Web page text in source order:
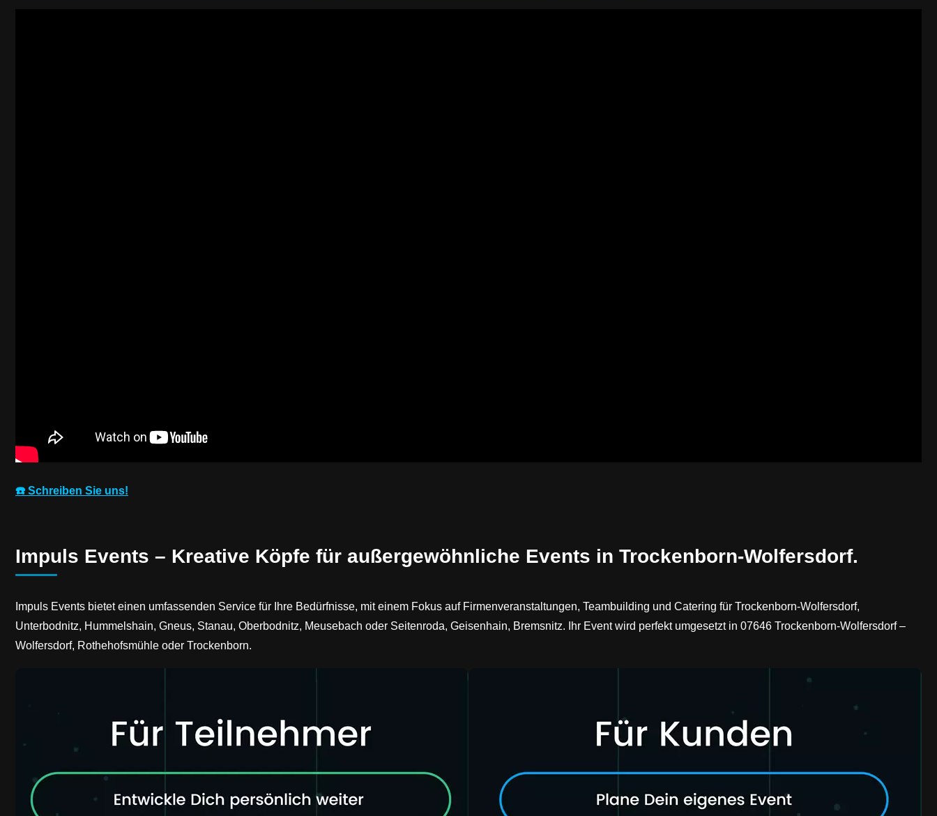
☎️ Schreiben Sie uns!
Impuls Events – Kreative Köpfe für außergewöhnliche Events in Trockenborn-Wolfersdorf.
Impuls Events bietet einen umfassenden Service für Ihre Bedürfnisse, mit einem Fokus auf Firmenveranstaltungen, Teambuilding und Catering für Trockenborn-Wolfersdorf,
Unterbodnitz, Hummelshain, Gneus, Stanau, Oberbodnitz, Meusebach oder Seitenroda, Geisenhain, Bremsnitz. Ihr Event wird perfekt umgesetzt in 07646 Trockenborn-Wolfersdorf –
Wolfersdorf, Rothehofsmühle oder Trockenborn.